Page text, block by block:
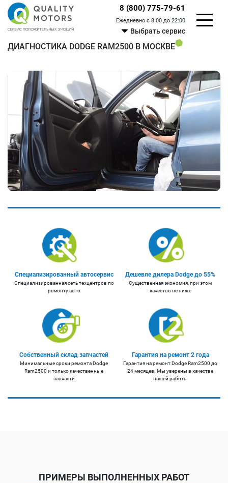
8 (800) 775-79-61
Ежедневно с 8:00 до 22:00
Выбрать сервис
ДИАГНОСТИКА DODGE RAM2500 В МОСКВЕ
Специализированный автосервис
Специализированная сеть техцентров по
ремонту авто
Дешевле дилера Dodge до 55%
Существенная экономия, при этом
качество не ниже
Собственный склад запчастей
Минимальные сроки ремонта Dodge
Ram2500 и только качественные
запчасти
Гарантия на ремонт 2 года
Гарантия на ремонт Dodge Ram2500 до
24 месяцев. Мы уверены в качестве
нашей работы
ПРИМЕРЫ ВЫПОЛНЕННЫХ РАБОТ